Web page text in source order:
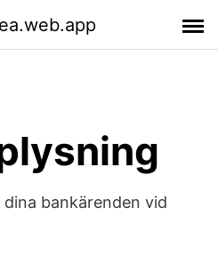
bankärenden vid